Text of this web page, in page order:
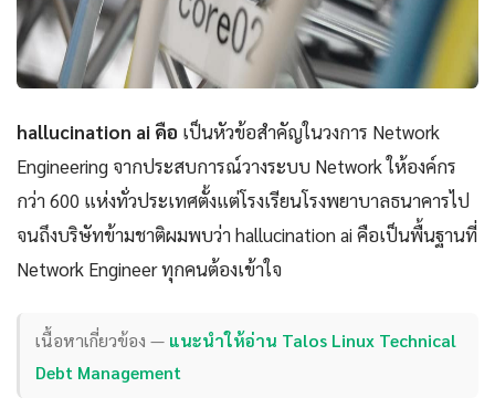
hallucination ai คือ เป็นหัวข้อสำคัญในวงการ Network
Engineering จากประสบการณ์วางระบบ Network ให้องค์กร
กว่า 600 แห่งทั่วประเทศตั้งแต่โรงเรียนโรงพยาบาลธนาคารไป
จนถึงบริษัทข้ามชาติผมพบว่า hallucination ai คือเป็นพื้นฐานที่
Network Engineer ทุกคนต้องเข้าใจ
เนื้อหาเกี่ยวข้อง — แนะนำให้อ่าน Talos Linux Technical
Debt Management